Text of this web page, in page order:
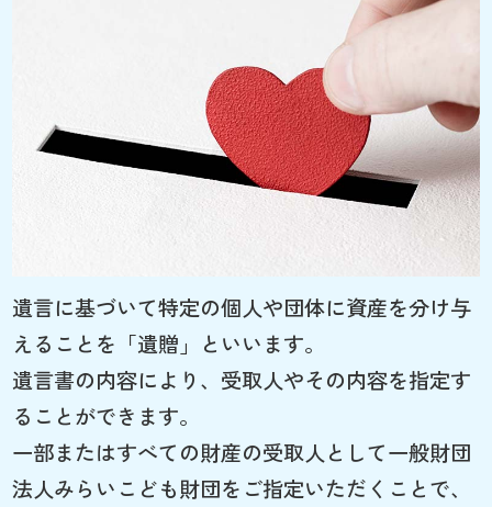
遺言に基づいて特定の個人や団体に資産を分け与
えることを「遺贈」といいます。
遺言書の内容により、受取人やその内容を指定す
ることができます。
一部またはすべての財産の受取人として一般財団
法人みらいこども財団をご指定いただくことで、